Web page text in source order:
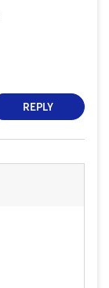
REPLY